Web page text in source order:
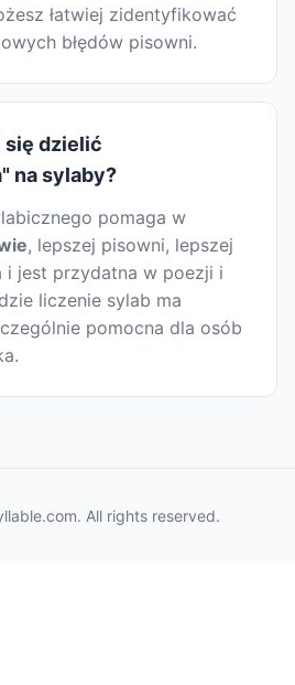
łatwiej zidentyfikować
błędów pisowni.
się dzielić
na sylaby?
pomaga w
, lepszej pisowni, lepszej
i jest przydatna w poezji i
liczenie sylab ma
pomocna dla osób
All rights reserved.